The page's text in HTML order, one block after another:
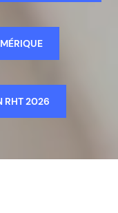
RHT 2026